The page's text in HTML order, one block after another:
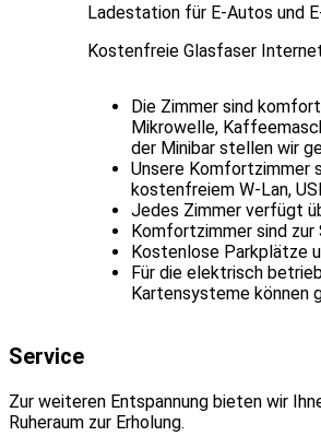
Ladestation für E-Autos und
Kostenfreie Glasfaser
Die Zimmer sind
Mikrowelle,
der Minibar stellen wir
Unsere Komfortzimmer
kostenfreiem W-Lan,
Jedes Zimmer verfügt
Komfortzimmer sind zur
Kostenlose Parkplätze
Für die elektrisch
Kartensysteme können
Service
Zur weiteren Entspannung bieten wir
Ruheraum zur Erholung.